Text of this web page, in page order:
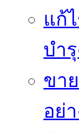
แก้
บำ
ขา
อย่